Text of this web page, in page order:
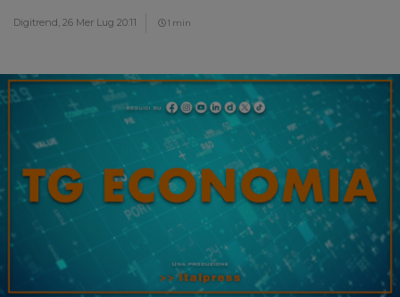
Digitrend, 26 Mer Lug 20:11 1 min